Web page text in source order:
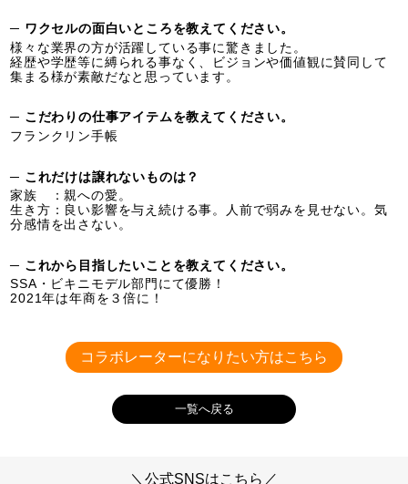
─ ワクセルの面白いところを教えてください。
​様々な業界の方が活躍している事に驚きました。
経歴や学歴等に縛られる事なく、ビジョンや価値観に賛同して
集まる様が素敵だなと思っています。
─ こだわりの仕事アイテムを教えてください。
フランクリン手帳
─ これだけは譲れないものは？
家族 ：親への愛。
生き方：良い影響を与え続ける事。人前で弱みを見せない。気
分感情を出さない。
─ これから目指したいことを教えてください。
SSA・ビキニモデル部門にて優勝！
2021年は年商を３倍に！
コラボレーターになりたい方はこちら
一覧へ戻る
＼公式SNSはこちら／